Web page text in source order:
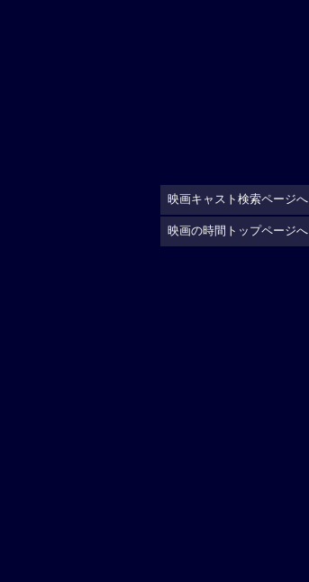
映画キャスト検索ページへ
映画の時間トップページへ